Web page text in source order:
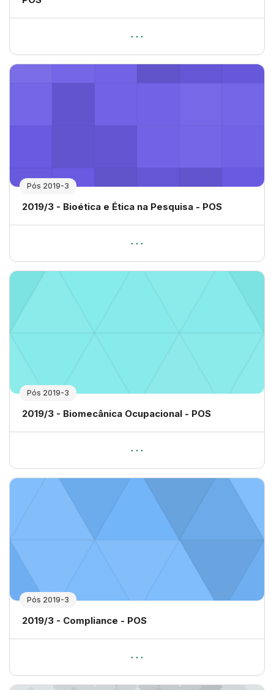
Pós 2019-3
Nome da disciplina
2019/3 - Bioética e Ética na Pesquisa - POS
Pós 2019-3
Nome da disciplina
2019/3 - Biomecânica Ocupacional - POS
Pós 2019-3
Nome da disciplina
2019/3 - Compliance - POS